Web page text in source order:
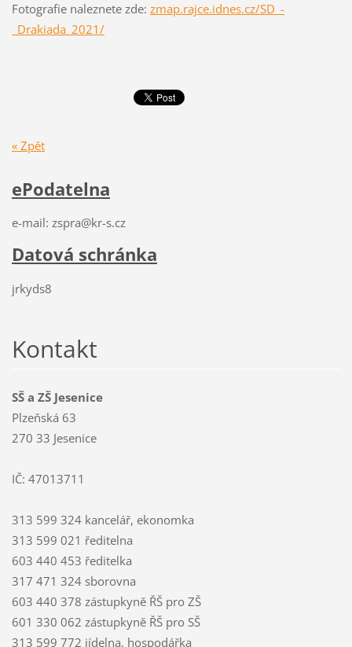
Fotografie naleznete zde: zmap.rajce.idnes.cz/SD_-
_Drakiada_2021/
« Zpět
ePodatelna
e-mail: zspra@kr-s.cz
Datová schránka
jrkyds8
Kontakt
SŠ a ZŠ Jesenice
Plzeňská 63
270 33 Jesenice
IČ: 47013711
313 599 324 kancelář, ekonomka
313 599 021 ředitelna
603 440 453 ředitelka
317 471 324 sborovna
603 440 378 zástupkyně ŘŠ pro ZŠ
601 330 062 zástupkyně ŘŠ pro SŠ
313 599 772 jídelna, hospodářka